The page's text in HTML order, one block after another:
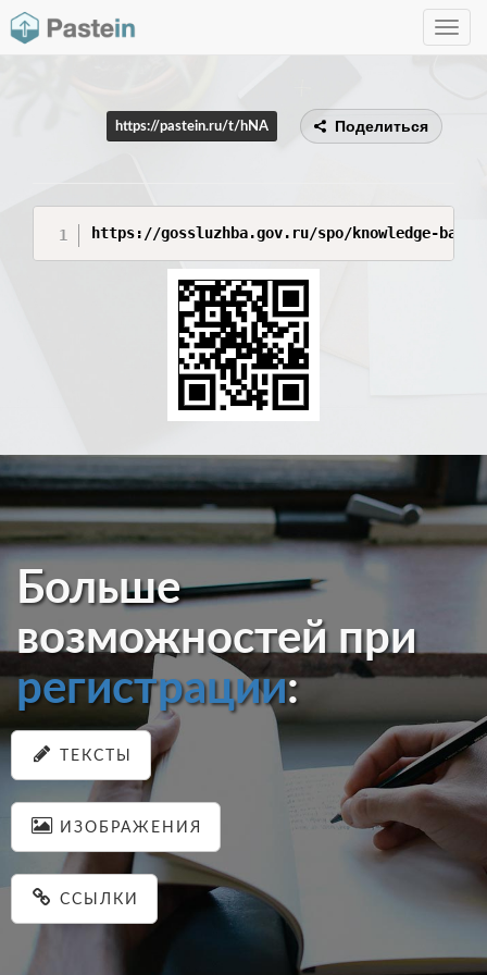
Toggle
https://pastein.ru/t/hNA Поделиться
https://gossluzhba.gov.ru/spo/knowledge-base
Больше
возможностей при
регистрации:
ТЕКСТЫ
ИЗОБРАЖЕНИЯ
ССЫЛКИ